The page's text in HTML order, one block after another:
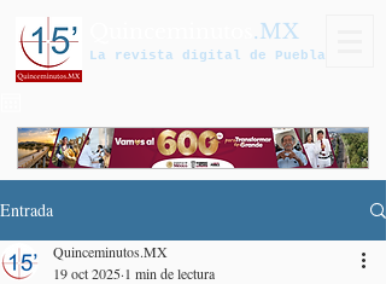
.MX
La revista digital de Puebla
Entrada
Quinceminutos.MX
19 oct 2025 1 min de lectura